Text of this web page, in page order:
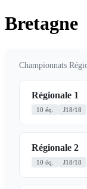
Bretagne
Championnats
Régionale 1
10 éq. J18/18
Régionale 2
10 éq. J18/18